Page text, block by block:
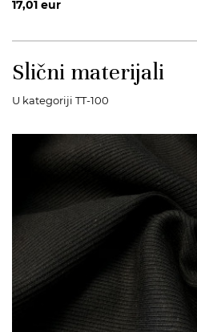
17,01 eur
Slični materijali
U kategoriji TT-100